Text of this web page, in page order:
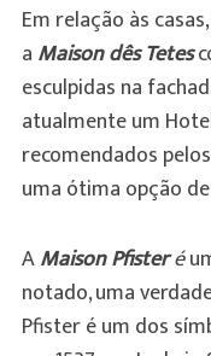
Em relação às
a Maison dês Tetes
esculpidas na
atualmente um
recomendados
uma ótima opção
AMaison Pfisteré
notado, uma
Pfister é um dos